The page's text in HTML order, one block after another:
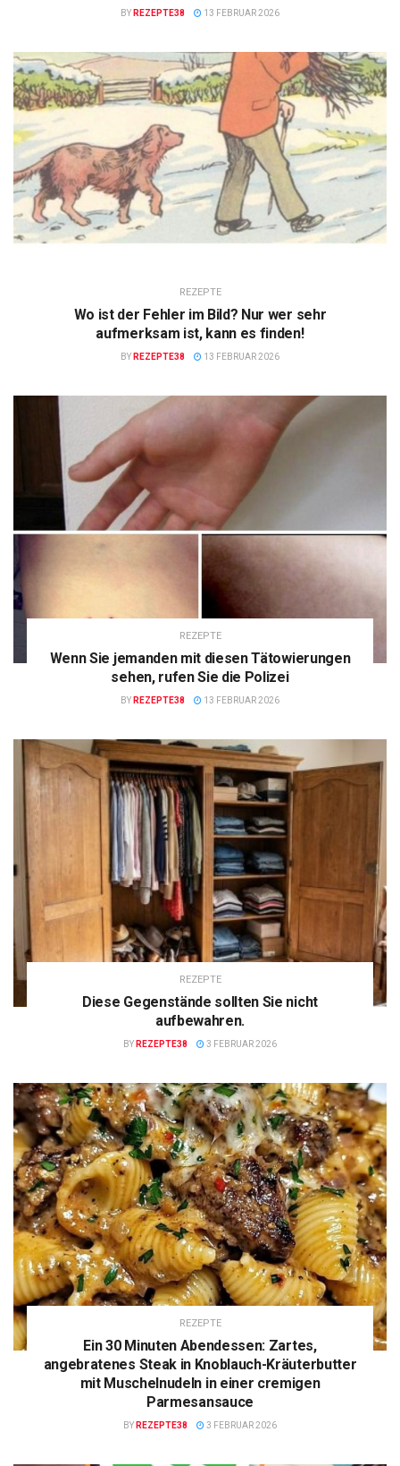
BY REZEPTE38 13 FEBRUAR 2026
REZEPTE
Wo ist der Fehler im Bild? Nur wer sehr
aufmerksam ist, kann es finden!
BY REZEPTE38 13 FEBRUAR 2026
REZEPTE
Wenn Sie jemanden mit diesen Tätowierungen
sehen, rufen Sie die Polizei
BY REZEPTE38 13 FEBRUAR 2026
REZEPTE
Diese Gegenstände sollten Sie nicht
aufbewahren.
BY REZEPTE38 3 FEBRUAR 2026
REZEPTE
Ein 30 Minuten Abendessen: Zartes,
angebratenes Steak in Knoblauch-Kräuterbutter
mit Muschelnudeln in einer cremigen
Parmesansauce
BY REZEPTE38 3 FEBRUAR 2026